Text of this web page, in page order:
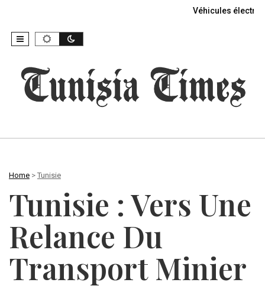
Véhicules
Home > Tunisie
Tunisie : Vers Une
Relance Du
Transport Minier